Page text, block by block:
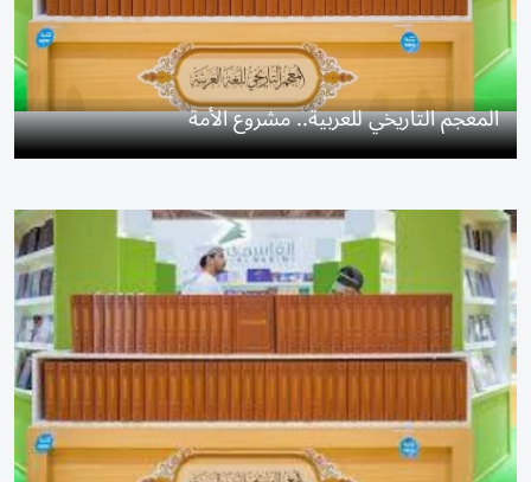
المعجم التاريخي للعربية.. مشروع الأمة